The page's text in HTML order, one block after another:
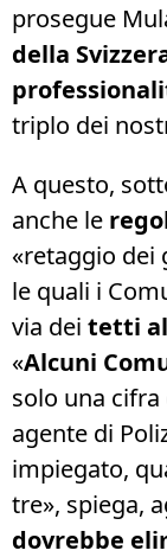
prosegue
della
triplo dei
A questo,
anche le
«retaggio dei
le quali i
via dei tetti
«Alcuni
solo una cifra
agente di
impiegato,
tre», spiega,
dovrebbe